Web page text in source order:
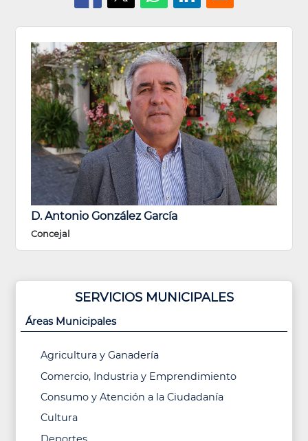
D. Antonio González García
Concejal
SERVICIOS MUNICIPALES
Áreas Municipales
Agricultura y Ganadería
Comercio, Industria y Emprendimiento
Consumo y Atención a la Ciudadanía
Cultura